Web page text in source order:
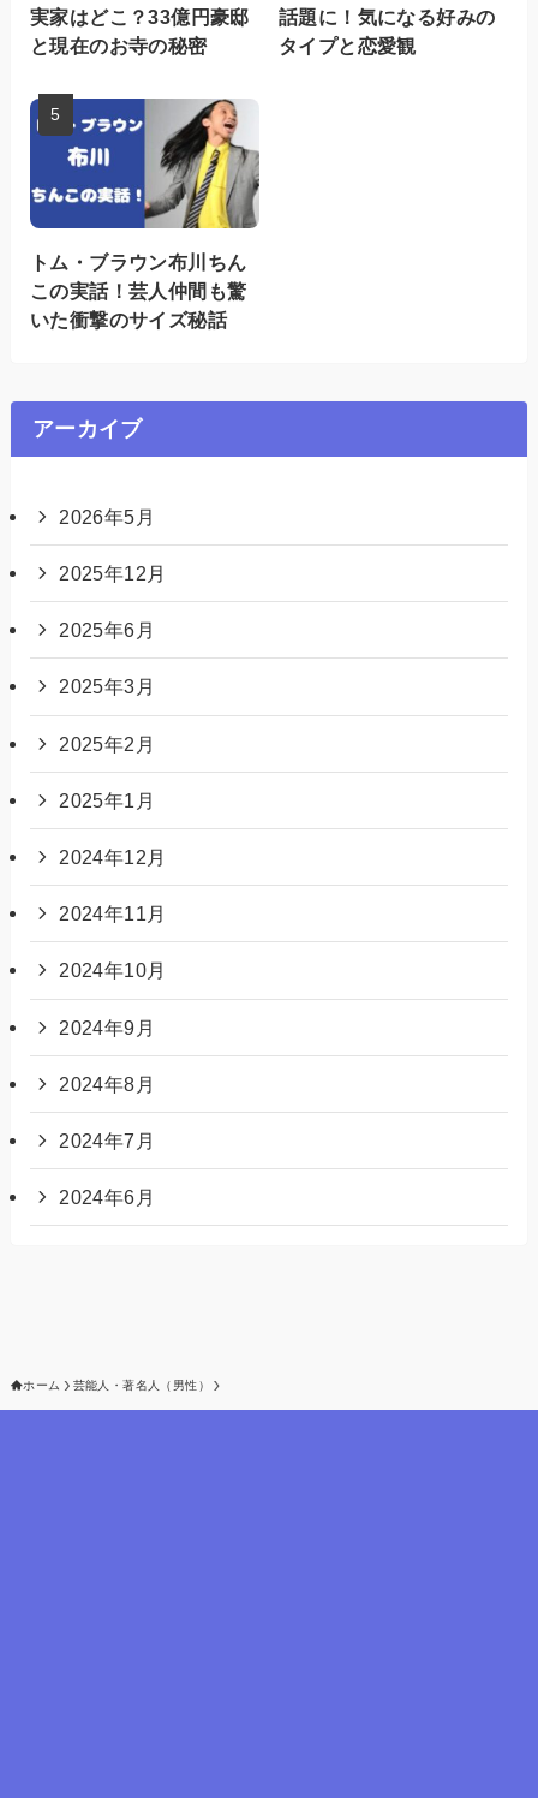
実家はどこ？33億円豪邸
と現在のお寺の秘密
話題に！気になる好みの
タイプと恋愛観
トム・ブラウン布川ちん
この実話！芸人仲間も驚
いた衝撃のサイズ秘話
アーカイブ
2026年5月
2025年12月
2025年6月
2025年3月
2025年2月
2025年1月
2024年12月
2024年11月
2024年10月
2024年9月
2024年8月
2024年7月
2024年6月
ホーム 芸能人・著名人（男性）